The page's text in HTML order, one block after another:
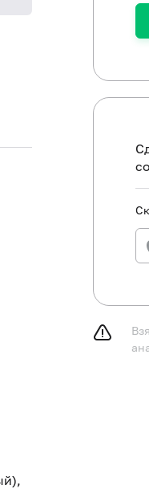
Фибриноген
со